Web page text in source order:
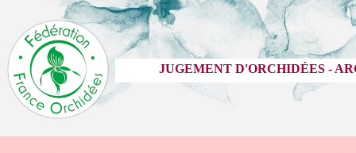
JUGEMENT D'ORCHIDÉES -